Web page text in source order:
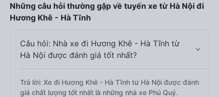
Những câu hỏi thường gặp về tuyến xe từ Hà Nội đi
Hương Khê - Hà Tĩnh
Câu hỏi: Nhà xe đi Hương Khê - Hà Tĩnh từ
Hà Nội được đánh giá tốt nhất?
Trả lời: Xe đi Hương Khê - Hà Tĩnh từ Hà Nội được đánh
giá chất lượng tốt nhất là những nhà xe Phú Quý.